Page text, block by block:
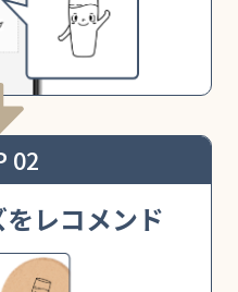
02
レコメンド